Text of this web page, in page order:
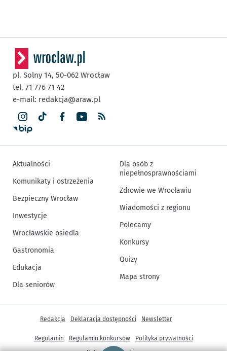
pl. Solny 14, 50-062 Wrocław
tel. 71 776 71 42
e-mail: redakcja@araw.pl
Aktualności
Komunikaty i ostrzeżenia
Bezpieczny Wrocław
Inwestycje
Wrocławskie osiedla
Gastronomia
Edukacja
Dla seniorów
Dla osób z
niepełnosprawnościami
Zdrowie we Wrocławiu
Wiadomości z regionu
Polecamy
Konkursy
Quizy
Mapa strony
Inne informacje
Redakcja Deklaracja dostępności Newsletter
Regulamin Regulamin konkursów
Polityka prywatności